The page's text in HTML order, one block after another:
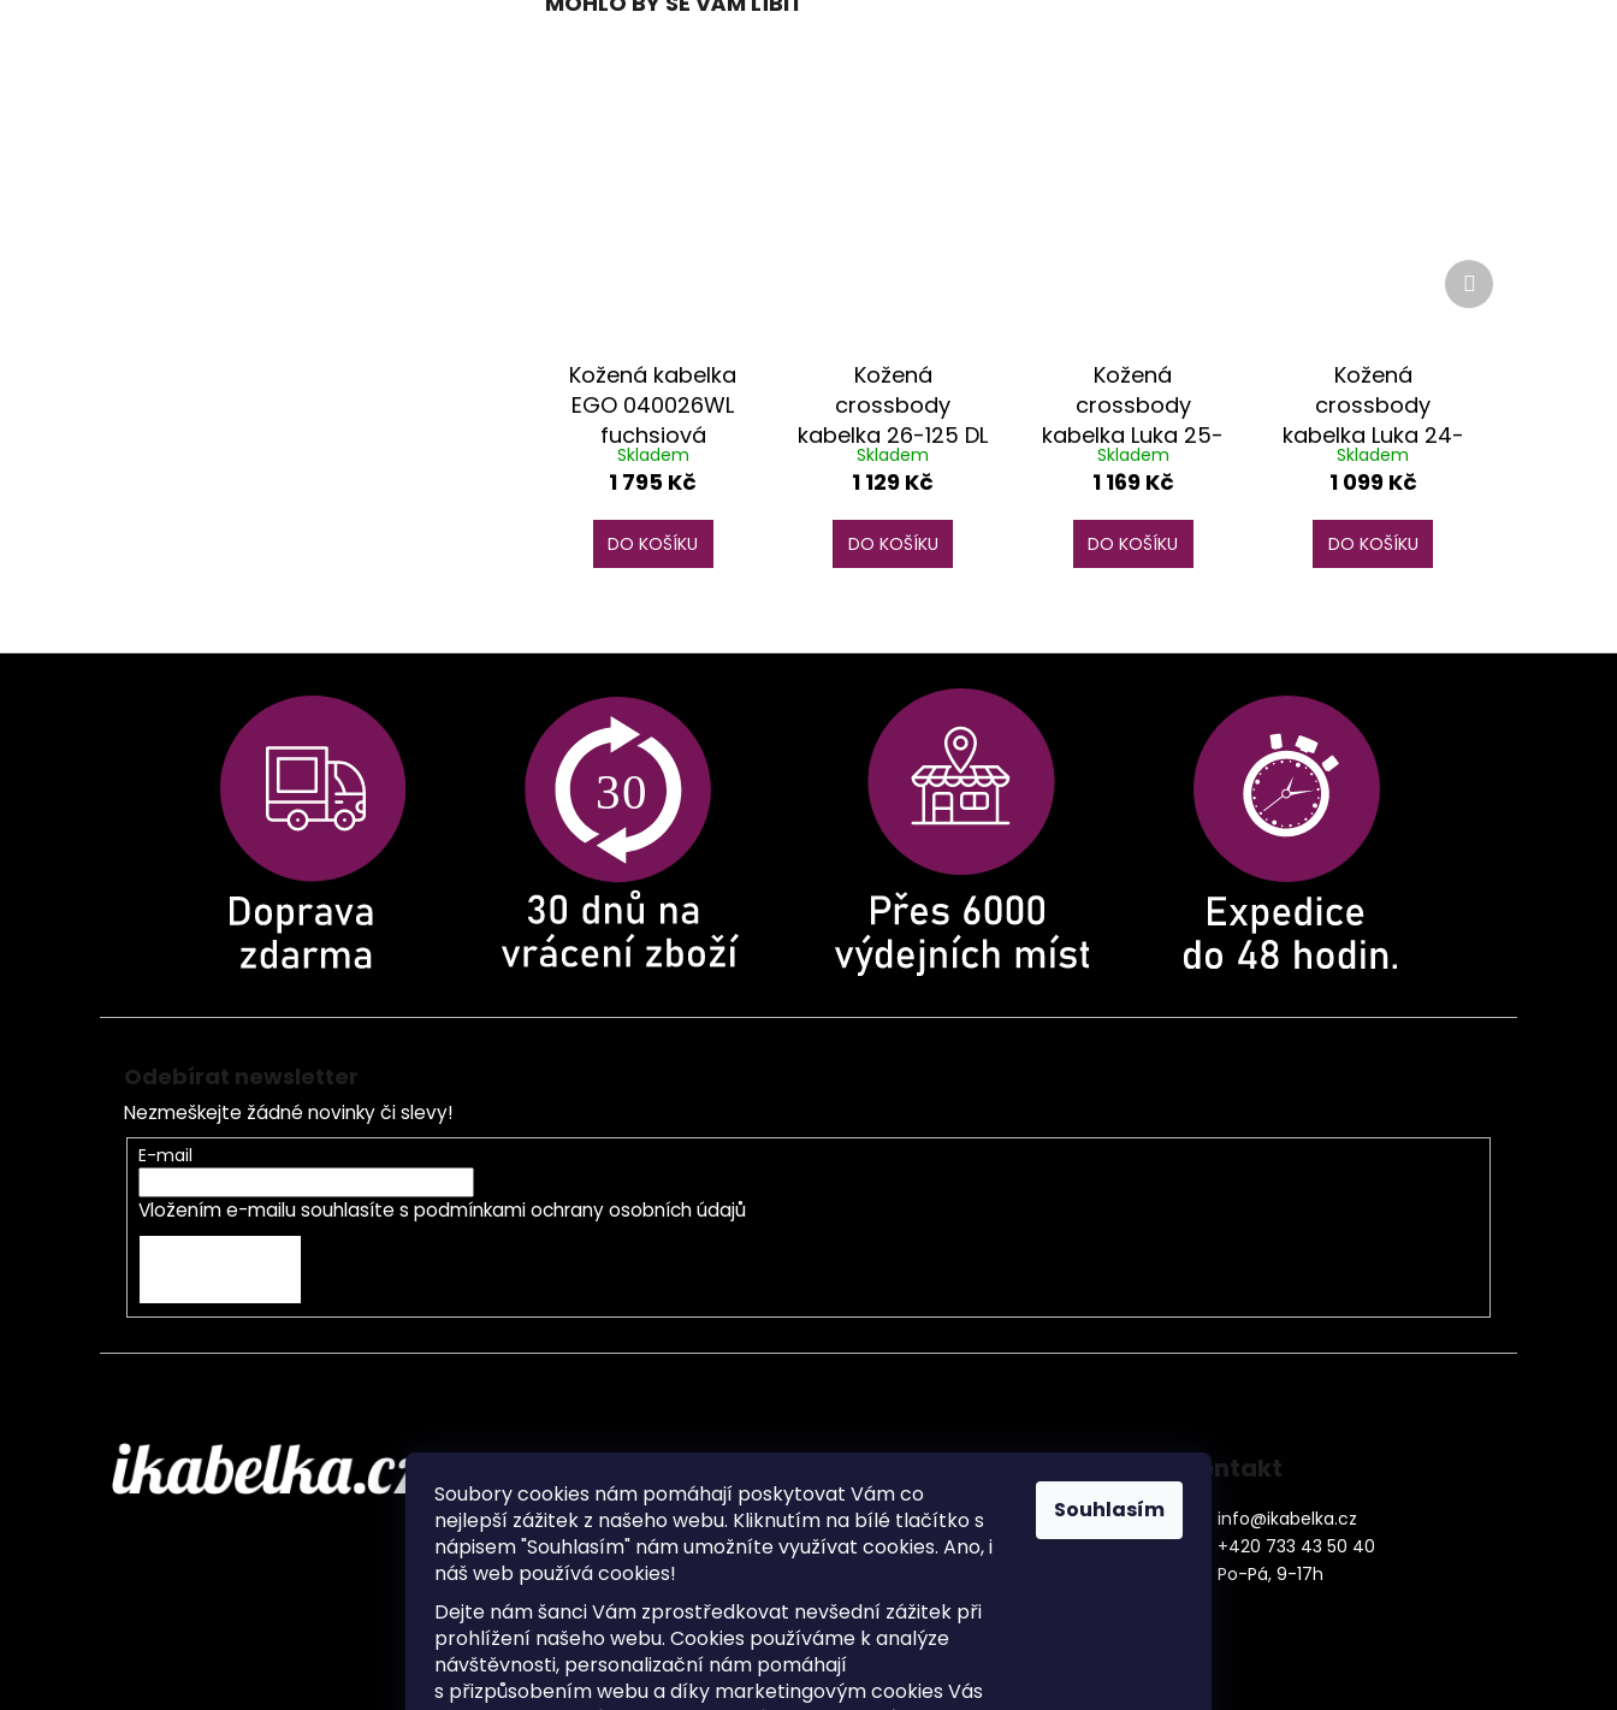
Soubory cookies nám pomáhají poskytovat Vám co
nejlepší zážitek z našeho webu. Kliknutím na bílé tlačítko s
nápisem "Souhlasím" nám umožníte využívat cookies. Ano, i
náš web používá cookies!
Dejte nám šanci Vám zprostředkovat nevšední zážitek při
prohlížení našeho webu. Cookies používáme k analýze
návštěvnosti, personalizační nám pomáhají
s přizpůsobením webu a díky marketingovým cookies Vás
Souhlasím
Kožená kabelka
EGO 040026WL
fuchsiová
Skladem
1 795 Kč
DO KOŠÍKU
Kožená
crossbody
kabelka 26-125 DL
krémová
Skladem
1 129 Kč
DO KOŠÍKU
Kožená
crossbody
kabelka Luka 25-
049 D DL černá
Skladem
1 169 Kč
DO KOŠÍKU
Kožená
crossbody
kabelka Luka 24-
066 světle modrá
Skladem
1 099 Kč
DO KOŠÍKU
Další
produkt
Odebírat newsletter
Nezmeškejte žádné novinky či slevy!
E-mail
Vložením e-mailu souhlasíte s podmínkami ochrany osobních údajů
O nás
Ochrana osobních údajů
Často kladené dotazy
Ukládání cookies
Kontakty
Sitemap
Doprava a Platba
Postup vrácení zboží ve 30 denní
lhůtě
Obchodní podmínky
Kontakt
info@ikabelka.cz
+420 733 43 50 40
Po-Pá, 9-17h